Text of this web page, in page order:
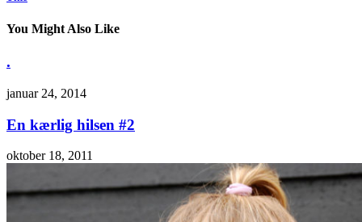
You Might Also Like
.
januar 24, 2014
En kærlig hilsen #2
oktober 18, 2011